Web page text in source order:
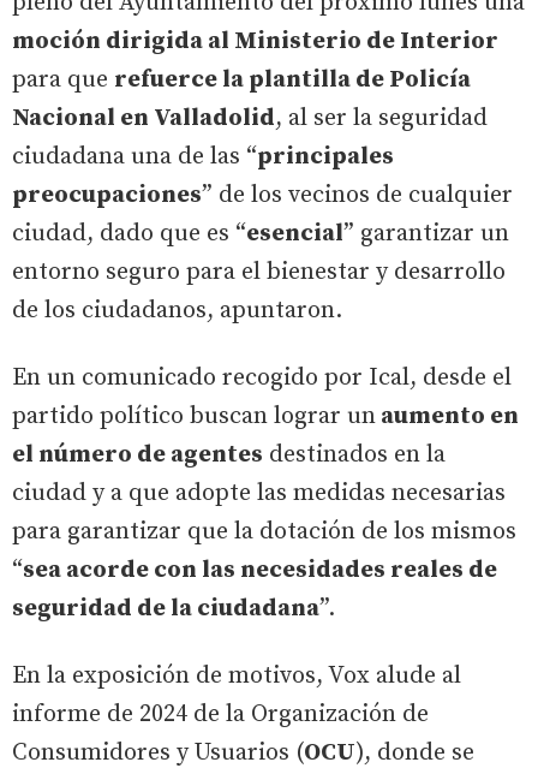
moción dirigida al Ministerio de Interior
para que refuerce la plantilla de Policía
Nacional en Valladolid, al ser la seguridad
ciudadana una de las “principales
preocupaciones” de los vecinos de cualquier
ciudad, dado que es “esencial” garantizar un
entorno seguro para el bienestar y desarrollo
de los ciudadanos, apuntaron.
En un comunicado recogido por Ical, desde el
partido político buscan lograr un aumento en
el número de agentes destinados en la
ciudad y a que adopte las medidas necesarias
para garantizar que la dotación de los mismos
“sea acorde con las necesidades reales de
seguridad de la ciudadana”.
En la exposición de motivos, Vox alude al
informe de 2024 de la Organización de
Consumidores y Usuarios (OCU), donde se